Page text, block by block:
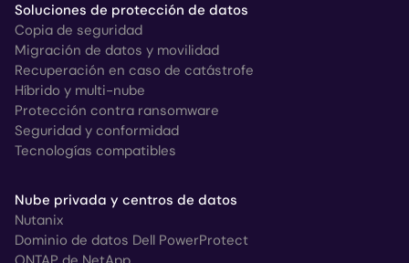
Soluciones de protección de datos
Copia de seguridad
Migración de datos y movilidad
Recuperación en caso de catástrofe
Híbrido y multi-nube
Protección contra ransomware
Seguridad y conformidad
Tecnologías compatibles
Nube privada y centros de datos
Nutanix
Dominio de datos Dell PowerProtect